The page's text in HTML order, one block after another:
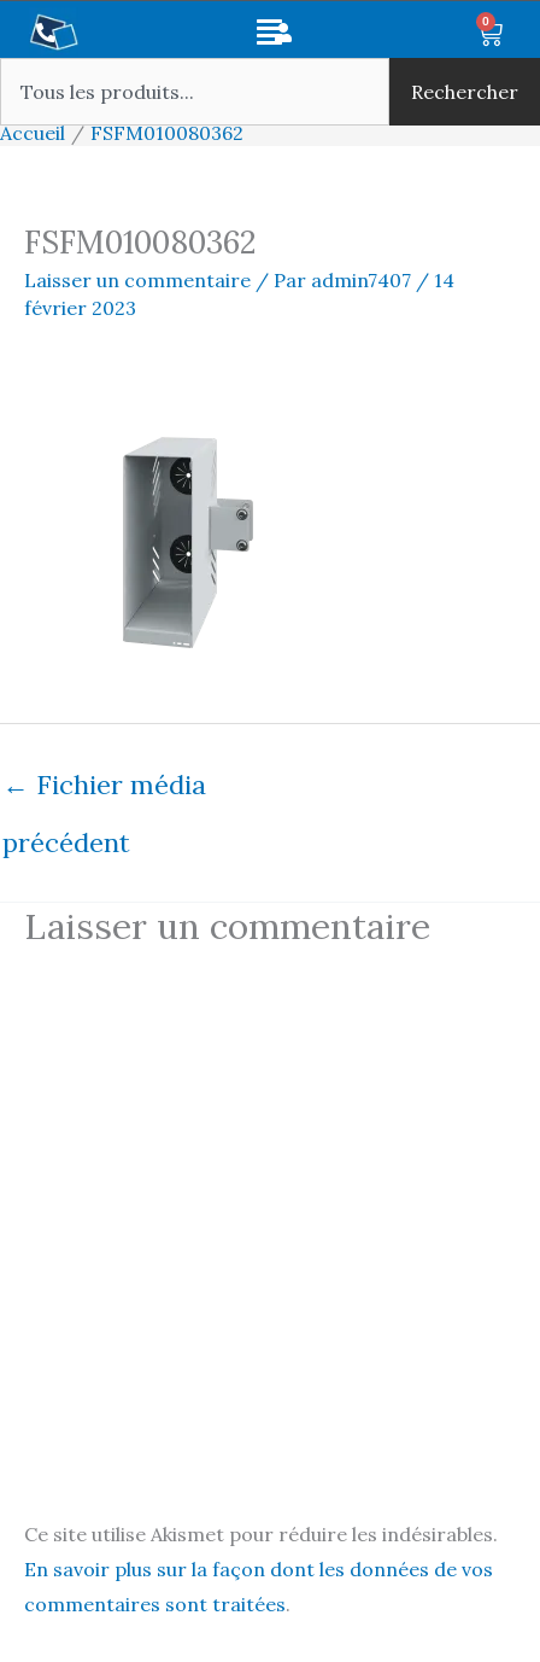
Aller
contenu
Main
0
Rechercher
Accueil
FSFM010080362
FSFM010080362
Laisser un commentaire / Par admin7407 / 14
février 2023
← Fichier média
précédent
Laisser un commentaire
Ce site utilise Akismet pour réduire les indésirables.
En savoir plus sur la façon dont les données de vos
commentaires sont traitées.